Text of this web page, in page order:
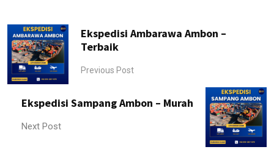
Ekspedisi Ambarawa Ambon –
Terbaik
Previous Post
Ekspedisi Sampang Ambon – Murah
Next Post